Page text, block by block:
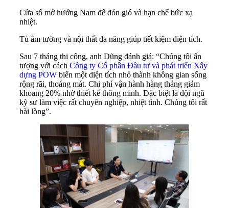
Cửa sổ mở hướng Nam để đón gió và hạn chế bức xạ
nhiệt.
Tủ âm tường và nội thất đa năng giúp tiết kiệm diện tích.
Sau 7 tháng thi công, anh Dũng đánh giá: “Chúng tôi ấn
tượng với cách Công ty Cổ phần Đầu tư và phát triển Xây
dựng POW biến một diện tích nhỏ thành không gian sống
rộng rãi, thoáng mát. Chi phí vận hành hàng tháng giảm
khoảng 20% nhờ thiết kế thông minh. Đặc biệt là đội ngũ
kỹ sư làm việc rất chuyên nghiệp, nhiệt tình. Chúng tôi rất
hài lòng”.